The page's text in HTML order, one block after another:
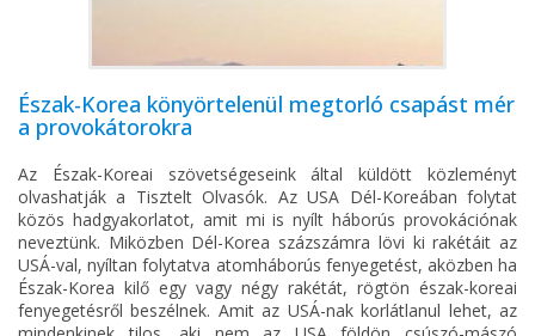
Észak-Korea könyörtelenül megtorló csapást mér
a provokátorokra
Az Észak-Koreai szövetségeseink által küldött közleményt
olvashatják a Tisztelt Olvasók. Az USA Dél-Koreában folytat
közös hadgyakorlatot, amit mi is nyílt háborús provokációnak
neveztünk. Miközben Dél-Korea százszámra lövi ki rakétáit az
USÁ-val, nyíltan folytatva atomháborús fenyegetést, aközben ha
Észak-Korea kilő egy vagy négy rakétát, rögtön észak-koreai
fenyegetésről beszélnek. Amit az USÁ-nak korlátlanul lehet, az